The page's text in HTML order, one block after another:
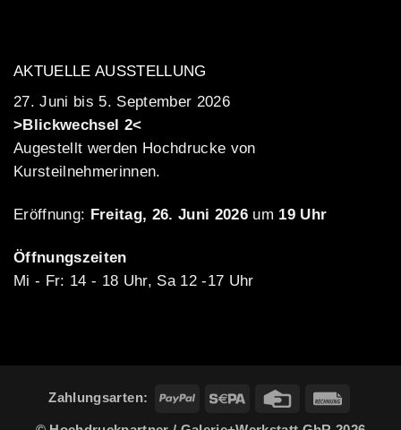
AKTUELLE AUSSTELLUNG
27. Juni bis 5. September 2026
>Blickwechsel 2<
Augestellt werden Hochdrucke von
Kursteilnehmerinnen.
Eröffnung: Freitag, 26. Juni 2026 um 19 Uhr
Öffnungszeiten
Mi - Fr: 14 - 18 Uhr, Sa 12 -17 Uhr
Zahlungsarten: PayPal Sepa
Credit